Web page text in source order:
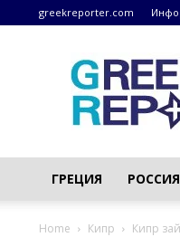
greekreporter.com
ГРЕЦИЯ РОССИЯ
Home Кипр Кипр